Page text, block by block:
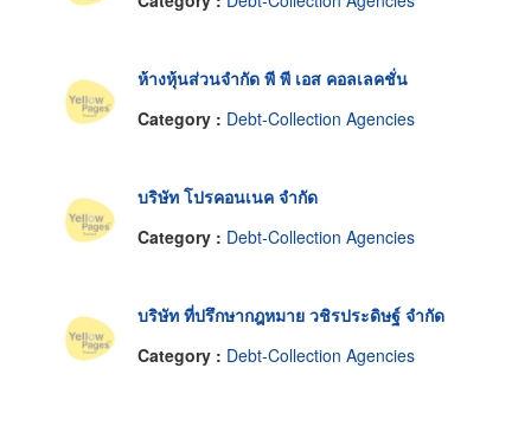
ห้างหุ้นส่วนจำกัด พี พี เอส คอลเลคชั่น
Category : Debt-Collection Agencies
บริษัท โปรคอนเนค จำกัด
Category : Debt-Collection Agencies
บริษัท ที่ปรึกษากฎหมาย วชิรประดิษฐ์ จำกัด
Category : Debt-Collection Agencies